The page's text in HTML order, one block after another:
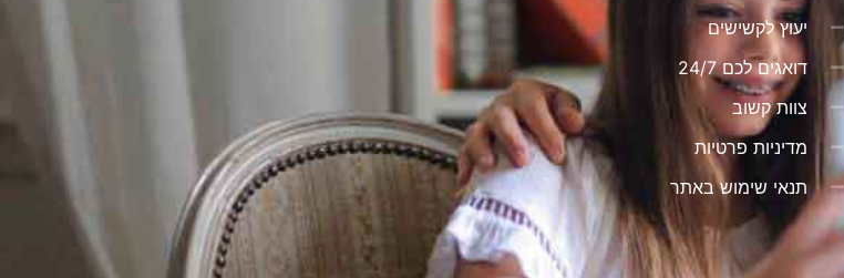
יעוץ לקשישים
דואגים לכם 24/7
צוות קשוב
מדיניות פרטיות
תנאי שימוש באתר